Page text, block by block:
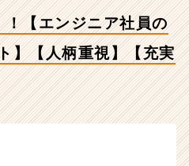
【エンジニア社員の
】【人柄重視】【充実